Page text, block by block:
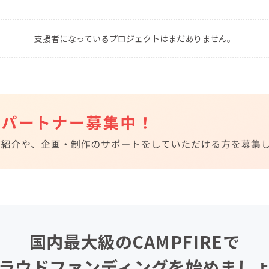
CAMPFIRE for Social Good
CAMPFIRE Creation
CAMPFIREふるさと納税
machi-ya コミュニティ
支援者になっているプロジェクトはまだありません。
国内最大級のCAMPFIREで